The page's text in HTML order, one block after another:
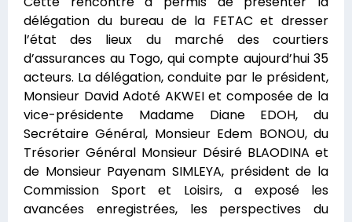
délégation du bureau de la FETAC et dresser
l’état des lieux du marché des courtiers
d’assurances au Togo, qui compte aujourd’hui 35
acteurs. La délégation, conduite par le président,
Monsieur David Adoté AKWEI et composée de la
vice-présidente Madame Diane EDOH, du
Secrétaire Général, Monsieur Edem BONOU, du
Trésorier Général Monsieur Désiré BLAODINA et
de Monsieur Payenam SIMLEYA, président de la
Commission Sport et Loisirs, a exposé les
avancées enregistrées, les perspectives du